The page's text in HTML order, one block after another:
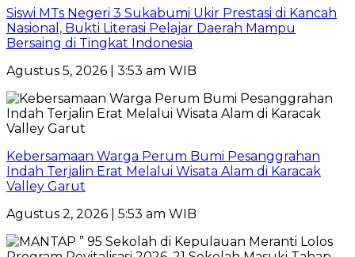
Siswi MTs Negeri 3 Sukabumi Ukir Prestasi di Kancah
Nasional, Bukti Literasi Pelajar Daerah Mampu
Bersaing di Tingkat Indonesia
Agustus 5, 2026 | 3:53 am WIB
Kebersamaan Warga Perum Bumi Pesanggrahan
Indah Terjalin Erat Melalui Wisata Alam di Karacak
Valley Garut
Agustus 2, 2026 | 5:53 am WIB